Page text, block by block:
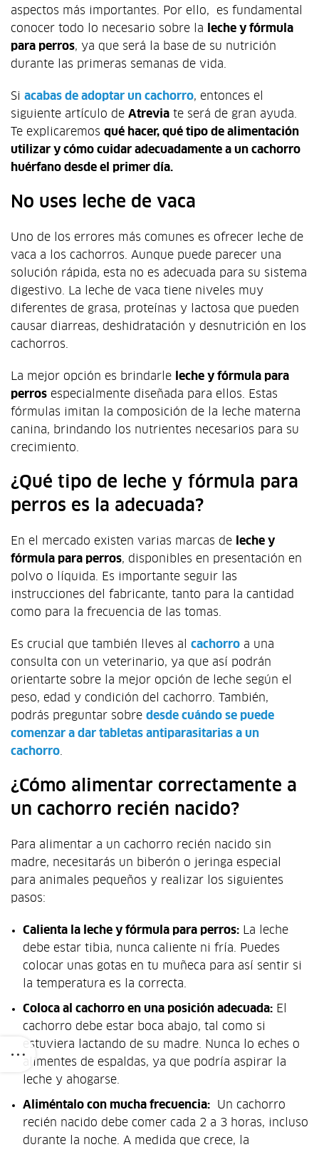
aspectos más importantes. Por ello, es fundamental
conocer todo lo necesario sobre la
leche y fórmula
para perros, ya que será la base de su nutrición
durante las primeras semanas de vida.
Si acabas de adoptar un cachorro, entonces el
siguiente artículo de Atrevia te será de gran ayuda.
Te explicaremos qué hacer, qué tipo de alimentación
utilizar y cómo cuidar adecuadamente a un cachorro
huérfano desde el primer día.
No uses leche de vaca
Uno de los errores más comunes es ofrecer leche de
vaca a los cachorros. Aunque puede parecer una
solución rápida, esta no es adecuada para su sistema
digestivo. La leche de vaca tiene niveles muy
diferentes de grasa, proteínas y lactosa que pueden
causar diarreas, deshidratación y desnutrición en los
cachorros.
La mejor opción es brindarle
leche y fórmula para
perros especialmente diseñada para ellos. Estas
fórmulas imitan la composición de la leche materna
canina, brindando los nutrientes necesarios para su
crecimiento.
¿Qué tipo de leche y fórmula para
perros es la adecuada?
En el mercado existen varias marcas de
leche y
fórmula para perros, disponibles en presentación en
polvo o líquida. Es importante seguir las
instrucciones del fabricante, tanto para la cantidad
como para la frecuencia de las tomas.
Es crucial que también lleves al cachorro a una
consulta con un veterinario, ya que así podrán
orientarte sobre la mejor opción de leche según el
peso, edad y condición del cachorro. También,
podrás preguntar sobre desde cuándo se puede
comenzar a dar tabletas antiparasitarias a un
cachorro.
¿Cómo alimentar correctamente a
un cachorro recién nacido?
Para alimentar a un cachorro recién nacido sin
madre, necesitarás un biberón o jeringa especial
para animales pequeños y realizar los siguientes
pasos:
Calienta la leche y fórmula para perros: La leche
debe estar tibia, nunca caliente ni fría. Puedes
colocar unas gotas en tu muñeca para así sentir si
la temperatura es la correcta.
Coloca al cachorro en una posición adecuada: El
cachorro debe estar boca abajo, tal como si
estuviera lactando de su madre. Nunca lo eches o
alimentes de espaldas, ya que podría aspirar la
leche y ahogarse.
Aliméntalo con mucha frecuencia: Un cachorro
recién nacido debe comer cada 2 a 3 horas, incluso
durante la noche. A medida que crece, la